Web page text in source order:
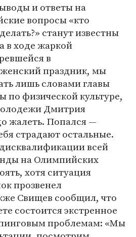
и ответы на
вопросы «кто
станут известны
в ходе жаркой
в
праздник, мы
лишь словами главы
по физической культуре,
Дмитрия
жалеть. Попался —
страдают остальные.
всей
на Олимпийских
хотя ситуация
прозвенел
Свищев сообщил, что
состоится экстренное
проблемам: «Мы